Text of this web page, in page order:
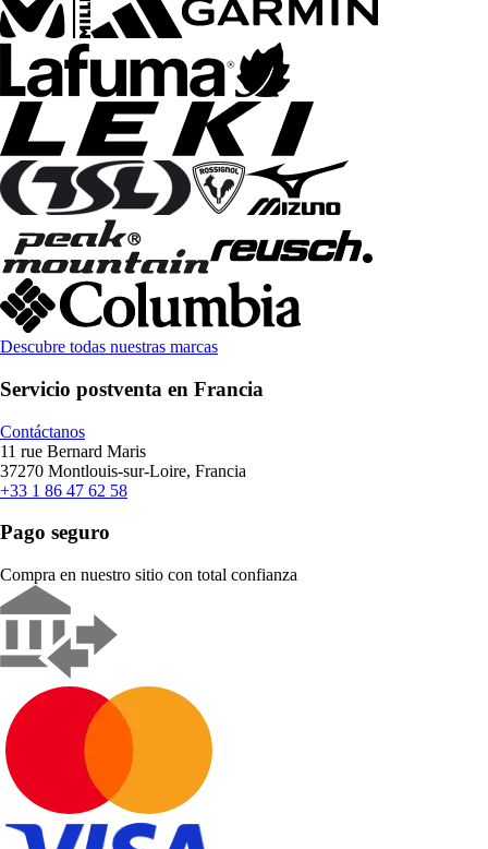
Descubre todas nuestras marcas
Servicio postventa en Francia
Contáctanos
11 rue Bernard Maris
37270 Montlouis-sur-Loire, Francia
+33 1 86 47 62 58
Pago seguro
Compra en nuestro sitio con total confianza